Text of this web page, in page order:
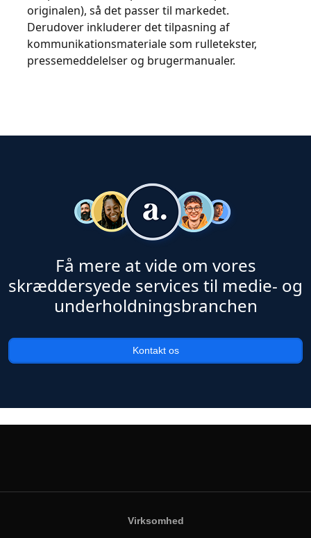
originalen), så det passer til markedet.
Derudover inkluderer det tilpasning af
kommunikationsmateriale som rulletekster,
pressemeddelelser og brugermanualer.
Få mere at vide om vores
skræddersyede services til medie- og
underholdningsbranchen
Kontakt os
Virksomhed